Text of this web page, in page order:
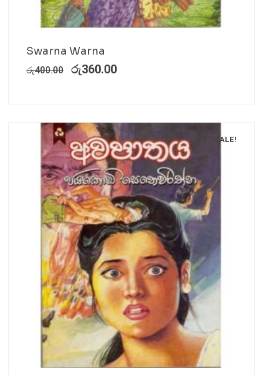
Swarna Warna
රු400.00 රු360.00
SALE!